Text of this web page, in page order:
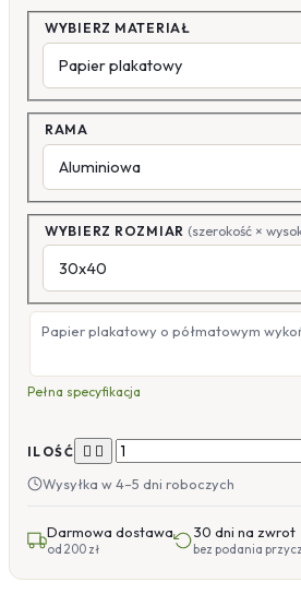
WYBIERZ MATERIAŁ
RAMA
WYBIERZ ROZMIAR (szerokość ×
Papier plakatowy o półmatowym
Pełna specyfikacja
ILOŚĆ  
Wysyłka w 4–5 dni roboczych
Darmowa dostawa
od 200 zł
30 dni na zwrot
bez podania